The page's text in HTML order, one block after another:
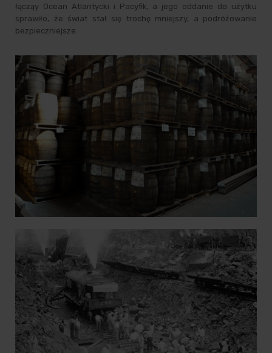
łącząy Ocean Atlantycki i Pacyfik, a jego oddanie do użytku
sprawiło, że świat stał się trochę mniejszy, a podróżowanie
bezpieczniejsze.